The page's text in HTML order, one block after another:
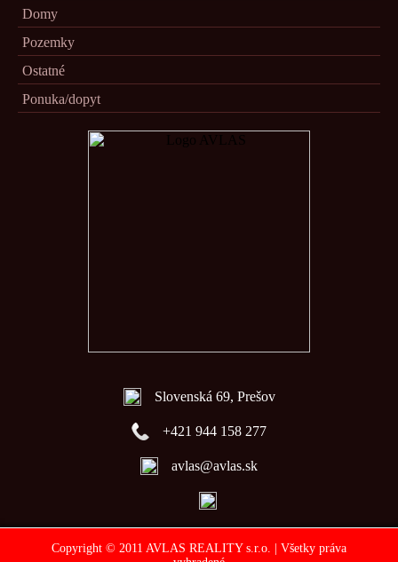
Domy
Pozemky
Ostatné
Ponuka/dopyt
Slovenská 69, Prešov
+421 944 158 277
avlas@avlas.sk
Copyright © 2011 AVLAS REALITY s.r.o. | Všetky práva